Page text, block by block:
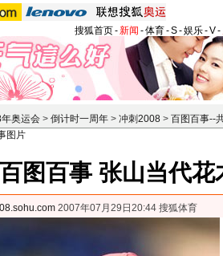
搜狐首页-新闻 -体育-S-娱乐-V-
奥运会 > 倒计时一周年 > 冲刺2008 > 百图百事--
图片
百图百事 张山当代
2007年07月29日20:44 搜狐体育